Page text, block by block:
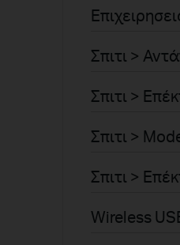
Σπιτι >
Σπιτι >
Σπιτι >
Σπιτι >
Wireless